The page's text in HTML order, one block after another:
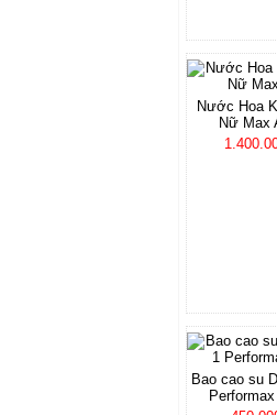
Nước Hoa
Nữ Max
Bao cao su